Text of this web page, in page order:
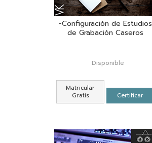
-Configuración de Estudios
de Grabación Caseros
Disponible
Matricular
Gratis
Certificar